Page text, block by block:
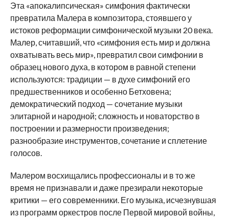
Эта «апокалипсическая» симфония фактически
превратила Малера в композитора, стоявшего у
истоков реформации симфонической музыки 20 века.
Малер, считавший, что «симфония есть мир и должна
охватывать весь мир», превратил свои симфонии в
образец нового духа, в котором в равной степени
используются: традиции — в духе симфоний его
предшественников и особенно Бетховена;
демократический подход — сочетание музыки
элитарной и народной; сложность и новаторство в
построении и размерности произведения;
разнообразие инструментов, сочетание и сплетение
голосов.
Малером восхищались профессионалы и в то же
время не признавали и даже презирали некоторые
критики — его современники. Его музыка, исчезнувшая
из программ оркестров после Первой мировой войны,